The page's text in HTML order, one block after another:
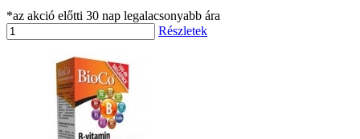
*az akció előtti 30 nap legalacsonyabb ára
Részletek